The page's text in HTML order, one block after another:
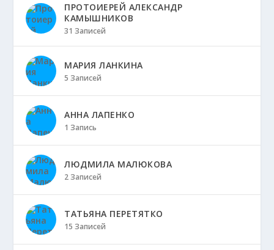
ПРОТОИЕРЕЙ АЛЕКСАНДР
КАМЫШНИКОВ
31 Записей
МАРИЯ ЛАНКИНА
5 Записей
АННА ЛАПЕНКО
1 Запись
ЛЮДМИЛА МАЛЮКОВА
2 Записей
ТАТЬЯНА ПЕРЕТЯТКО
15 Записей